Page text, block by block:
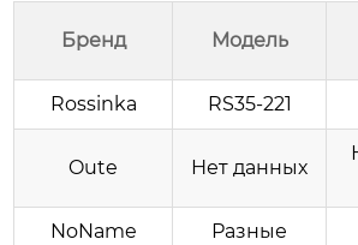
Бренд Модель
Rossinka RS35-221
Oute Нет данных
NoName
Разные